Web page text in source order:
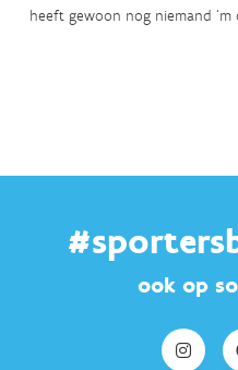
heeft gewoon nog niemand ‘m
ook op